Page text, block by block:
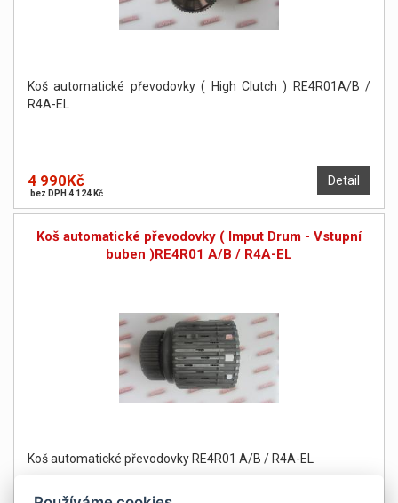
Koš automatické převodovky ( High Clutch ) RE4R01A/B /
R4A-EL
Detail
4 990Kč
bez DPH 4 124 Kč
Koš automatické převodovky ( Imput Drum - Vstupní
buben )RE4R01 A/B / R4A-EL
Koš automatické převodovky RE4R01 A/B / R4A-EL